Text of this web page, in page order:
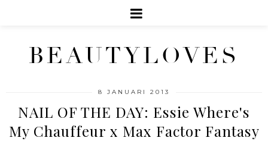
BEAUTYLOVES
8 JANUARI 2013
NAIL OF THE DAY: Essie Where's
My Chauffeur x Max Factor Fantasy